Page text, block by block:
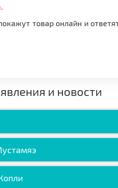
товар онлайн и
и новости